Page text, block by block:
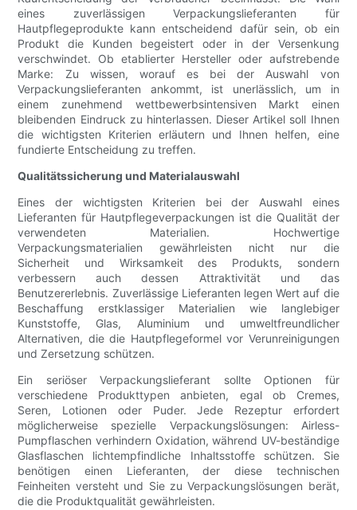
eines zuverlässigen Verpackungslieferanten für
Hautpflegeprodukte kann entscheidend dafür sein, ob ein
Produkt die Kunden begeistert oder in der Versenkung
verschwindet. Ob etablierter Hersteller oder aufstrebende
Marke: Zu wissen, worauf es bei der Auswahl von
Verpackungslieferanten ankommt, ist unerlässlich, um in
einem zunehmend wettbewerbsintensiven Markt einen
bleibenden Eindruck zu hinterlassen. Dieser Artikel soll Ihnen
die wichtigsten Kriterien erläutern und Ihnen helfen, eine
fundierte Entscheidung zu treffen.
Qualitätssicherung und Materialauswahl
Eines der wichtigsten Kriterien bei der Auswahl eines
Lieferanten für Hautpflegeverpackungen ist die Qualität der
verwendeten Materialien. Hochwertige
Verpackungsmaterialien gewährleisten nicht nur die
Sicherheit und Wirksamkeit des Produkts, sondern
verbessern auch dessen Attraktivität und das
Benutzererlebnis. Zuverlässige Lieferanten legen Wert auf die
Beschaffung erstklassiger Materialien wie langlebiger
Kunststoffe, Glas, Aluminium und umweltfreundlicher
Alternativen, die die Hautpflegeformel vor Verunreinigungen
und Zersetzung schützen.
Ein seriöser Verpackungslieferant sollte Optionen für
verschiedene Produkttypen anbieten, egal ob Cremes,
Seren, Lotionen oder Puder. Jede Rezeptur erfordert
möglicherweise spezielle Verpackungslösungen: Airless-
Pumpflaschen verhindern Oxidation, während UV-beständige
Glasflaschen lichtempfindliche Inhaltsstoffe schützen. Sie
benötigen einen Lieferanten, der diese technischen
Feinheiten versteht und Sie zu Verpackungslösungen berät,
die die Produktqualität gewährleisten.